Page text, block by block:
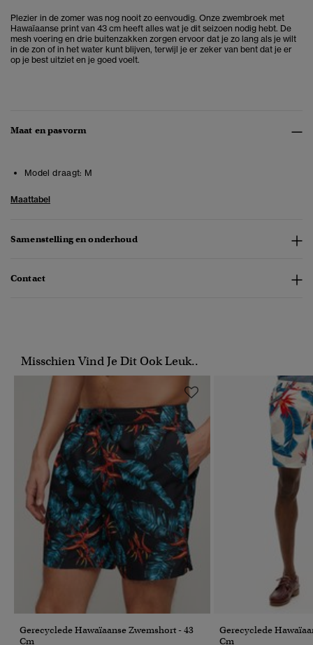
Plezier in de zomer was nog nooit zo eenvoudig. Onze zwembroek met
Hawaïaanse print van 43 cm heeft alles wat je dit seizoen nodig hebt. De
mesh voering en drie buitenzakken zorgen ervoor dat je zo lang als je wilt
in de zon of in het water kunt blijven, terwijl je er zeker van bent dat je er
op je best uitziet en je goed voelt.
Maat en pasvorm
Model draagt: M
Maattabel
Samenstelling en onderhoud
Contact
Misschien Vind Je Dit Ook Leuk..
Gerecyclede Hawaïaanse Zwemshort - 43
Cm
Gerecyclede
Cm